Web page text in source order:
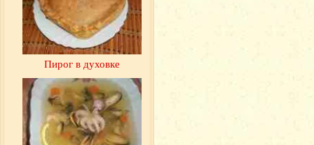
Пирог в духовке